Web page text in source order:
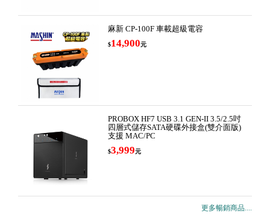
麻新 CP-100F 車載超級電容
$14,900元
PROBOX HF7 USB 3.1 GEN-II 3.5/2.5吋
四層式儲存SATA硬碟外接盒(雙介面版)
支援 MAC/PC
$3,999元
更多暢銷商品....